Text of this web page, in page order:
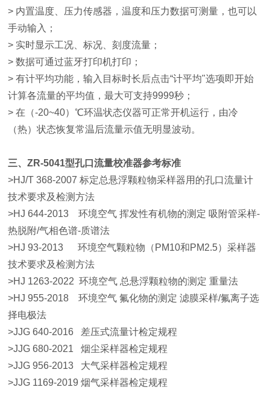
> 内置温度、压力传感器，温度和压力数据可测量，也可以
手动输入；
> 实时显示工况、标况、刻度流量；
> 数据可通过蓝牙打印机打印；
> 有计平均功能，输入目标时长后点击“计平均"选项即开始
计算各流量的平均值，最大可支持9999秒；
> 在（-20~40）℃环温状态仪器可正常开机运行，由冷
（热）状态恢复常温后流量示值无明显波动。
三、ZR-5041型孔口流量校准器参考标准
>HJ/T 368-2007 标定总悬浮颗粒物采样器用的孔口流量计
技术要求及检测方法
>HJ 644-2013 环境空气 挥发性有机物的测定 吸附管采样-
热脱附/气相色谱-质谱法
>HJ 93-2013 环境空气颗粒物（PM10和PM2.5）采样器
技术要求及检测方法
>HJ 1263-2022 环境空气 总悬浮颗粒物的测定 重量法
>HJ 955-2018 环境空气 氟化物的测定 滤膜采样/氟离子选
择电极法
>JJG 640-2016 差压式流量计检定规程
>JJG 680-2021 烟尘采样器检定规程
>JJG 956-2013 大气采样器检定规程
>JJG 1169-2019 烟气采样器检定规程